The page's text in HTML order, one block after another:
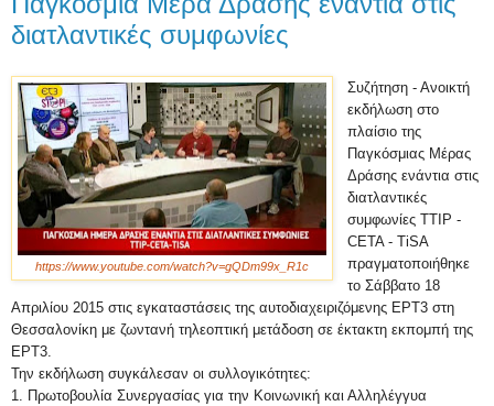
διατλαντικές συμφωνίες
https://www.youtube.com/watch?v=gQDm99x_R1c
Συζήτηση - Ανοικτή
εκδήλωση στο
πλαίσιο της
Παγκόσμιας Μέρας
Δράσης ενάντια στις
διατλαντικές
συμφωνίες TTIP -
CETA - TiSA
πραγματοποιήθηκε
το Σάββατο 18
Απριλίου 2015 στις εγκαταστάσεις της αυτοδιαχειριζόμενης ΕΡΤ3 στη
Θεσσαλονίκη με ζωντανή τηλεοπτική μετάδοση σε έκτακτη εκπομπή της
ΕΡΤ3.
Την εκδήλωση συγκάλεσαν οι συλλογικότητες:
1. Πρωτοβουλία Συνεργασίας για την Κοινωνική και Αλληλέγγυα